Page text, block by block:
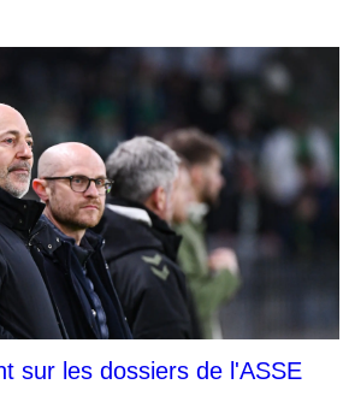
sur les dossiers de l'ASSE